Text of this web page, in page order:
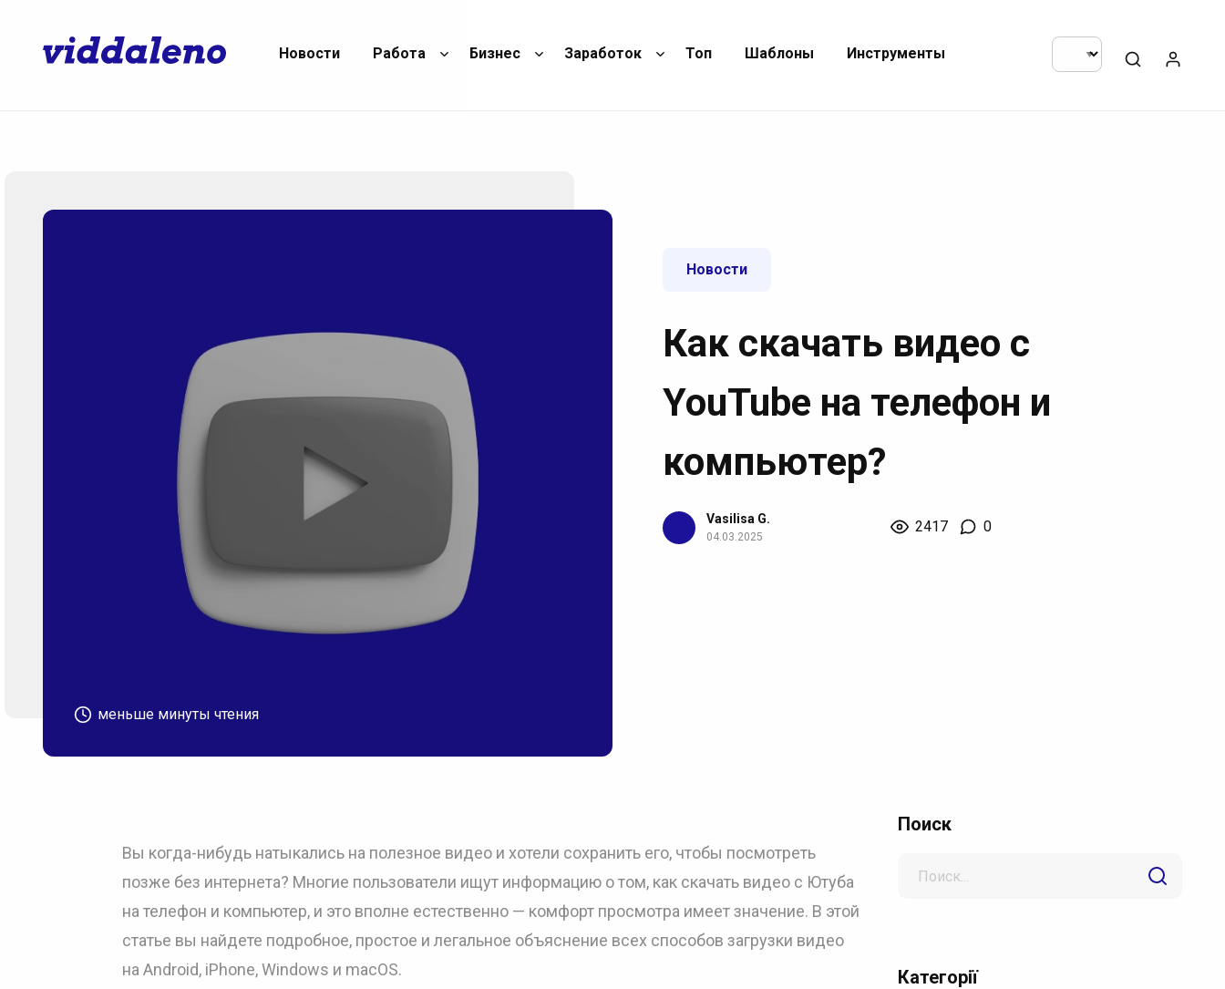
Новости Работа Бизнес Заработок Топ Шаблоны Инструменты
меньше минуты чтения
Новости
Как скачать видео с
YouTube на телефон и
компьютер?
Vasilisa G.
04.03.2025
2417 0
Вы когда-нибудь натыкались на полезное видео и хотели сохранить его, чтобы посмотреть
позже без интернета? Многие пользователи ищут информацию о том, как скачать видео с Ютуба
на телефон и компьютер, и это вполне естественно — комфорт просмотра имеет значение. В этой
статье вы найдете подробное, простое и легальное объяснение всех способов загрузки видео
на Android, iPhone, Windows и macOS.
Поиск
Категорії